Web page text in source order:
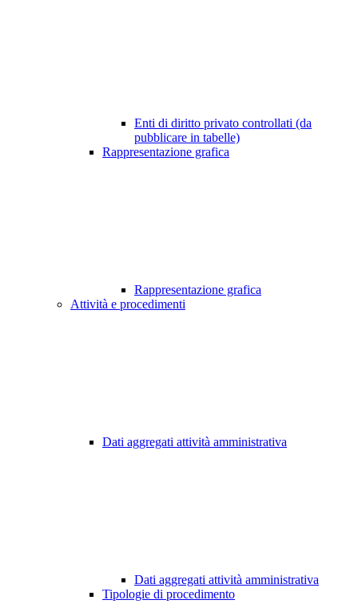
Enti di diritto privato controllati (da
pubblicare in tabelle)
Rappresentazione grafica
Rappresentazione grafica
Attività e procedimenti
Dati aggregati attività amministrativa
Dati aggregati attività amministrativa
Tipologie di procedimento